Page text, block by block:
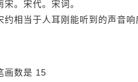
。宋代。宋词。
约相当于人耳刚能听到的声音
画数是 15